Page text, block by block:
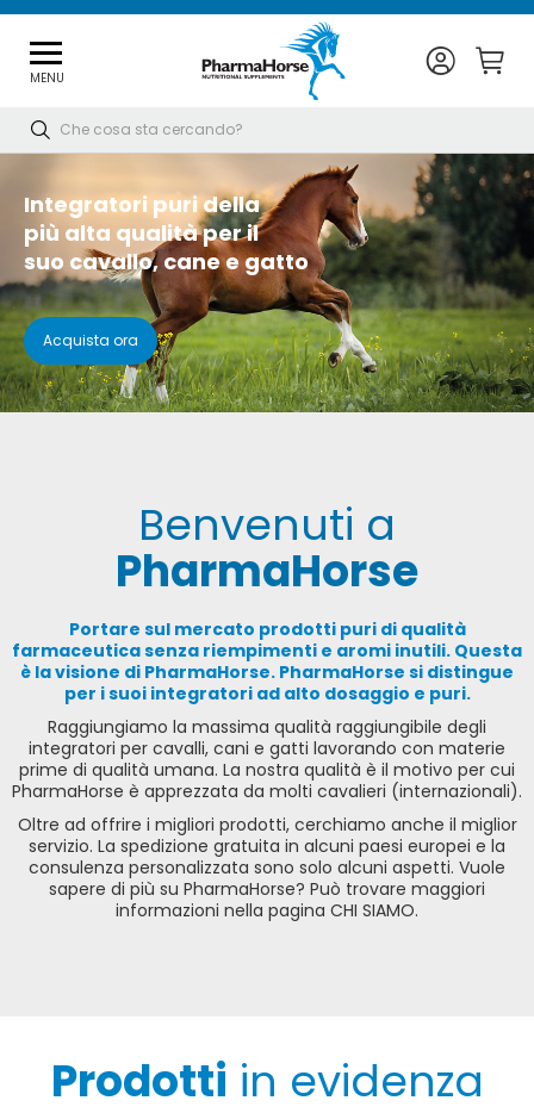
MENU
Cerca
Integratori puri della
più alta qualità per il
suo cavallo, cane e gatto
Acquista ora
Benvenuti a
PharmaHorse
Portare sul mercato prodotti puri di qualità
farmaceutica senza riempimenti e aromi inutili. Questa
è la visione di PharmaHorse. PharmaHorse si distingue
per i suoi integratori ad alto dosaggio e puri.
Raggiungiamo la massima qualità raggiungibile degli
integratori per cavalli, cani e gatti lavorando con materie
prime di qualità umana. La nostra qualità è il motivo per cui
PharmaHorse è apprezzata da molti cavalieri (internazionali).
Oltre ad offrire i migliori prodotti, cerchiamo anche il miglior
servizio. La spedizione gratuita in alcuni paesi europei e la
consulenza personalizzata sono solo alcuni aspetti. Vuole
sapere di più su PharmaHorse? Può trovare maggiori
informazioni nella pagina CHI SIAMO.
Prodotti in evidenza